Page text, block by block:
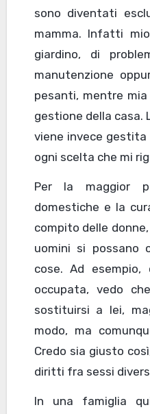
sono diventati
mamma. Infatti
giardino, di
manutenzione
pesanti, mentre
gestione della casa.
viene invece gestita
ogni scelta che mi
Per la maggior
domestiche e la
compito delle
uomini si possano
cose. Ad
occupata, vedo
sostituirsi a lei,
modo, ma
Credo sia giusto
diritti fra sessi
In una famiglia